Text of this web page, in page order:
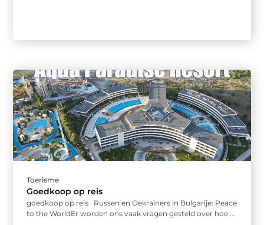
Toerisme
Goedkoop op reis
goedkoop op reis Russen en Oekraïners in Bulgarije: Peace
to the WorldEr worden ons vaak vragen gesteld over hoe ...